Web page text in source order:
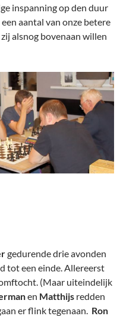
inspanning op den duur
aantal van onze betere
alsnog bovenaan willen
gedurende drie avonden
tot een einde. Allereerst
(Maar uiteindelijk
en Matthijs redden
er flink tegenaan. Ron